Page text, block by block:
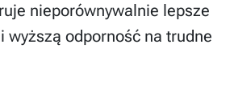
nieporównywalnie lepsze
wyższą odporność na trudne